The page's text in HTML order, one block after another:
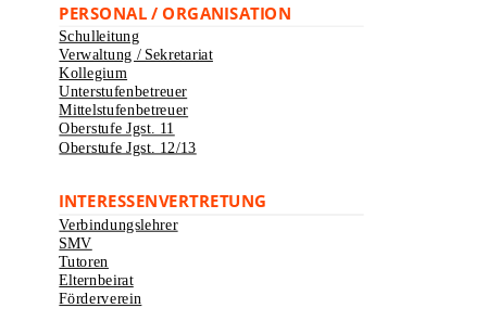
PERSONAL / ORGANISATION
Schulleitung
Verwaltung / Sekretariat
Kollegium
Unterstufenbetreuer
Mittelstufenbetreuer
Oberstufe Jgst. 11
Oberstufe Jgst. 12/13
INTERESSENVERTRETUNG
Verbindungslehrer
SMV
Tutoren
Elternbeirat
Förderverein